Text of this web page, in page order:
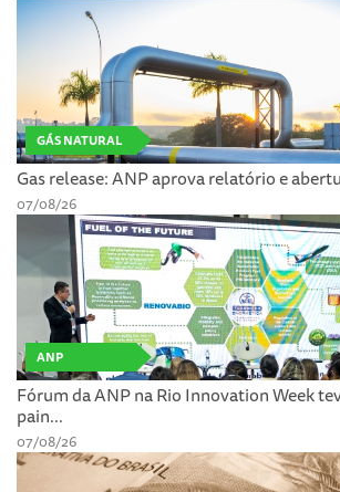
GÁS NATURAL
Gas release: ANP aprova relatório e
07/08/26
ANP
Fórum da ANP na Rio Innovation Week
pain...
07/08/26